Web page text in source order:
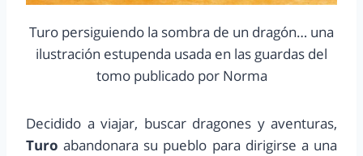
Turo persiguiendo la sombra de un dragón… una
ilustración estupenda usada en las guardas del
tomo publicado por Norma
Decidido a viajar, buscar dragones y aventuras,
Turo abandonara su pueblo para dirigirse a una